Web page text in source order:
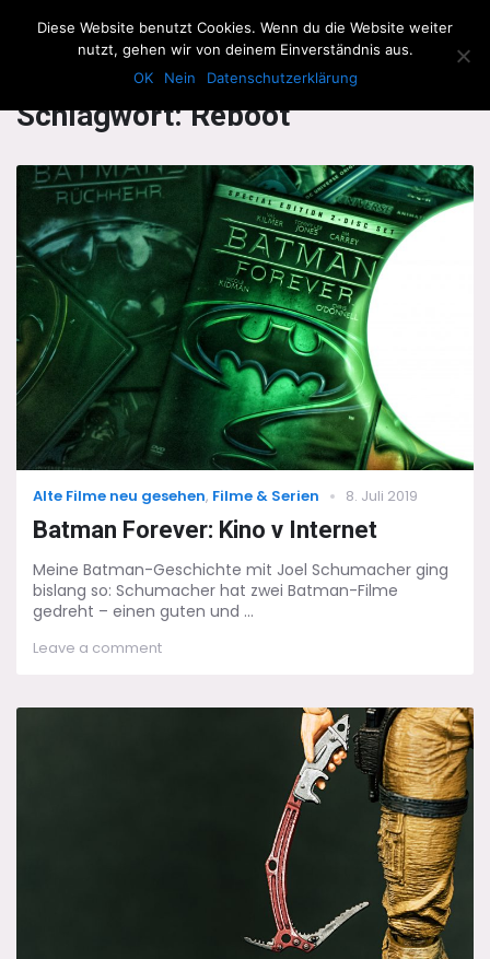
The Howling Men
Schlagwort:Reboot
Categories
Alte Filme neu gesehen, Filme & Serien
Posted
8. Juli 2019
Batman Forever: Kino v Internet
Meine Batman-Geschichte mit Joel Schumacher ging
bislang so: Schumacher hat zwei Batman-Filme
gedreht – einen guten und ...
Leave a commenton
Kino
Diese Website benutzt Cookies. Wenn du die Website weiter
nutzt, gehen wir von deinem Einverständnis aus.
OK
Nein Datenschutzerklärung